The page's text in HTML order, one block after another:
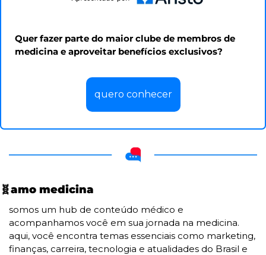
Quer fazer parte do maior clube de membros de
medicina e aproveitar benefícios exclusivos?
quero conhecer
🧬amo medicina
somos um hub de conteúdo médico e
acompanhamos você em sua jornada na medicina.
aqui, você encontra temas essenciais como marketing,
finanças, carreira, tecnologia e atualidades do Brasil e